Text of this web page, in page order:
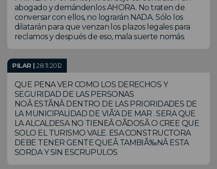
abogado y demándenlos AHORA. No traten de
conversar con ellos, no lograrán NADA. Sólo los
dilatarán para que venzan los plazos legales para
reclamos y después de eso, mala suerte nomás.
PILAR |28.11.2012
QUE PENA VER COMO LOS DERECHOS Y
SEGURIDAD DE LAS PERSONAS
NOÂ ESTÃNÂ DENTRO DE LAS PRIORIDADES DE
LA MUNICIPALIDAD DE VIÃ‘A DE MAR . SERA QUE
LA ALCALDESA NO TIENEÂ OÃDOSÂ O CREE QUE
SOLO EL TURISMO VALE. ESA CONSTRUCTORA
DEBE TENER GENTE QUEÂ TAMBIÃ‰NÂ ESTA
SORDA Y SIN ESCRUPULOS